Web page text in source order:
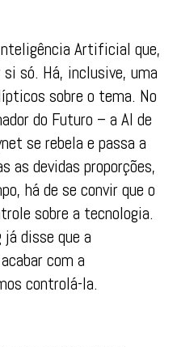
Artificial que,
só. Há, inclusive, uma
sobre o tema. No
do Futuro – a AI de
se rebela e passa a
as devidas proporções,
há de se convir que o
sobre a tecnologia.
disse que a
com a
controlá-la.